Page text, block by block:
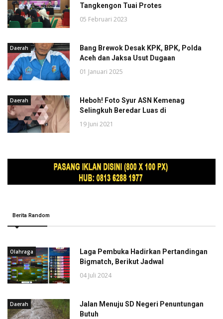
Tangkengon Tuai Protes
05 Februari 2023
Daerah
Bang Brewok Desak KPK, BPK, Polda
Aceh dan Jaksa Usut Dugaan
01 Januari 2025
Daerah
Heboh! Foto Syur ASN Kemenag
Selingkuh Beredar Luas di
19 Juni 2021
Berita Random
Olahraga
Laga Pembuka Hadirkan Pertandingan
Bigmatch, Berikut Jadwal
04 Juli 2024
Daerah
Jalan Menuju SD Negeri Penuntungan
Butuh